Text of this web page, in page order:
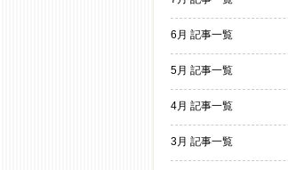
6月 記事一覧
5月 記事一覧
4月 記事一覧
3月 記事一覧